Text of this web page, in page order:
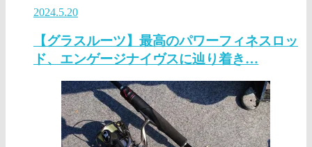
2024.5.20
【グラスルーツ】最高のパワーフィネスロッ
ド、エンゲージナイヴスに辿り着き…